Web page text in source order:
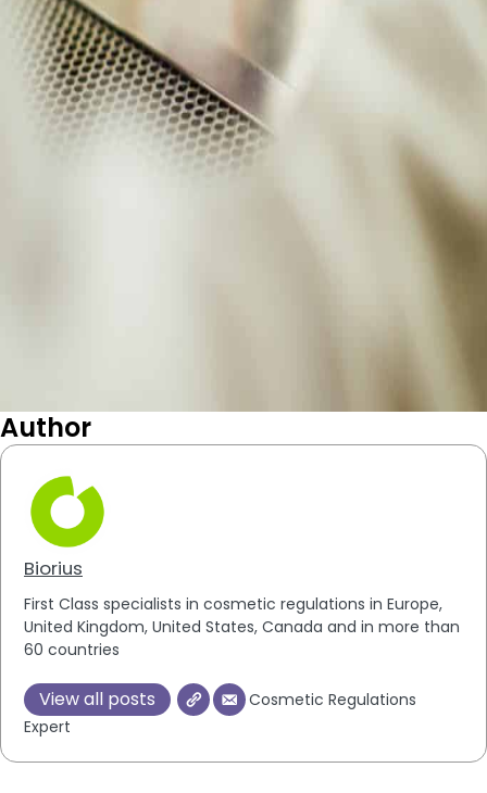
Author
Biorius
First Class specialists in cosmetic regulations in Europe,
United Kingdom, United States, Canada and in more than
60 countries
View all posts
Cosmetic Regulations
Expert